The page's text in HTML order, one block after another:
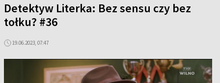
Detektyw Literka: Bez sensu czy bez
tołku? #36
19.06.2023, 07:47